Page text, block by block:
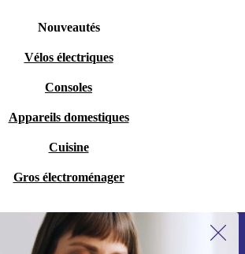
Nouveautés
Vélos électriques
Consoles
Appareils domestiques
Cuisine
Gros électroménager
Recevoir offres et infos de refurbed